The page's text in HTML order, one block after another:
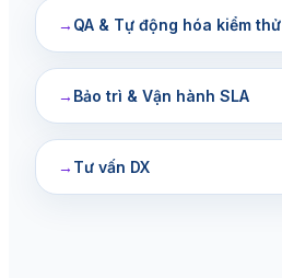
→ QA & Tự động hóa kiểm thử
→ Bảo trì & Vận hành SLA
→ Tư vấn DX